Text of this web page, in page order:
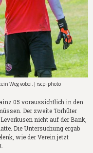
Weg vobei. | rscp-photo
05 voraussichtlich in den
Der zweite Torhüter
nicht auf der Bank,
Die Untersuchung ergab
wie der Verein jetzt